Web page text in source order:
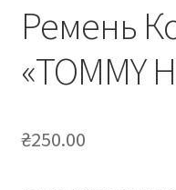
Ремень
«TOMMY
₴250.00